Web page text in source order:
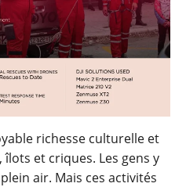
richesse culturelle et
et criques. Les gens y
air. Mais ces activités